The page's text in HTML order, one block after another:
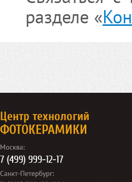
разделе «
Центр технологий
ФОТОКЕРАМИКИ